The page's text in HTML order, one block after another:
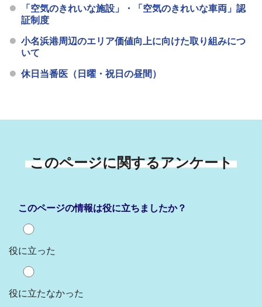
「空気のきれいな施設」・「空気のきれいな車両」認
証制度
小名浜港周辺のエリア価値向上に向けた取り組みにつ
いて
休日当番医（日曜・祝日の昼間）
このページに関するアンケート
このページの情報は役に立ちましたか？
役に立った
役に立たなかった